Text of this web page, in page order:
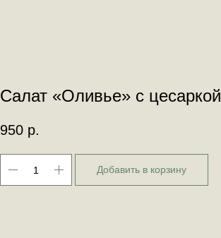
Салат «Оливье» с цесаркой
950 р.
Добавить в корзину